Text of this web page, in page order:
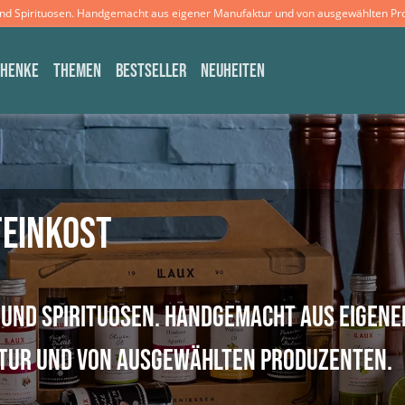
Spirituosen. Handgemacht aus eigener Manufaktur und von ausgewählten
THEMEN BESTSELLER NEUHEITEN
Spirituosen. Handgemacht aus
und von ausgewählten Produzenten.